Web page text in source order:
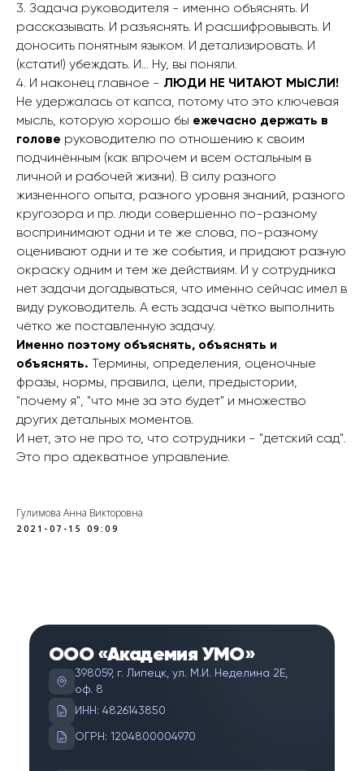
3. Задача руководителя - именно объяснять. И
рассказывать. И разъяснять. И расшифровывать. И
доносить понятным языком. И детализировать. И
(кстати!) убеждать. И... Ну, вы поняли.
4. И наконец главное - ЛЮДИ НЕ ЧИТАЮТ МЫСЛИ!
Не удержалась от капса, потому что это ключевая
мысль, которую хорошо бы ежечасно держать в
голове руководителю по отношению к своим
подчинённым (как впрочем и всем остальным в
личной и рабочей жизни). В силу разного
жизненного опыта, разного уровня знаний, разного
кругозора и пр. люди совершенно по-разному
воспринимают одни и те же слова, по-разному
оценивают одни и те же события, и придают разную
окраску одним и тем же действиям. И у сотрудника
нет задачи догадываться, что именно сейчас имел в
виду руководитель. А есть задача чётко выполнить
чётко же поставленную задачу.
Именно поэтому объяснять, объяснять и
объяснять.
Термины, определения, оценочные
фразы, нормы, правила, цели, предыстории,
"почему я", "что мне за это будет" и множество
других детальных моментов.
И нет, это не про то, что сотрудники - "детский сад".
Это про адекватное управление.
Гулимова Анна Викторовна
2021-07-15 09:09
ООО «Академия УМО»
398059, г. Липецк, ул. М.И. Неделина 2Е,
оф. 8
ИНН: 4826143850
ОГРН: 1204800004970